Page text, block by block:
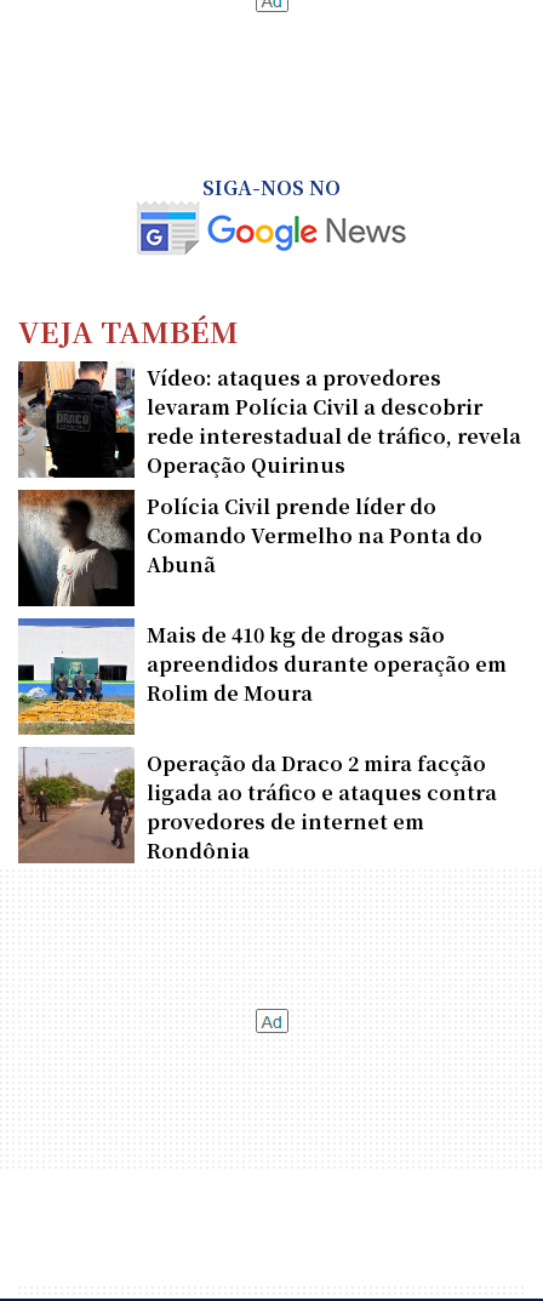
SIGA-NOS NO
VEJA TAMBÉM
Vídeo: ataques a provedores
levaram Polícia Civil a descobrir
rede interestadual de tráfico, revela
Operação Quirinus
Polícia Civil prende líder do
Comando Vermelho na Ponta do
Abunã
Mais de 410 kg de drogas são
apreendidos durante operação em
Rolim de Moura
Operação da Draco 2 mira facção
ligada ao tráfico e ataques contra
provedores de internet em
Rondônia